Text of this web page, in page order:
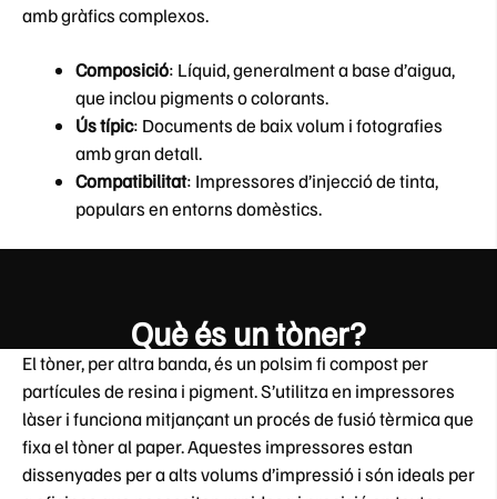
amb gràfics complexos.
Composició: Líquid, generalment a base d’aigua,
que inclou pigments o colorants.
Ús típic: Documents de baix volum i fotografies
amb gran detall.
Compatibilitat: Impressores d’injecció de tinta,
populars en entorns domèstics.
Què és un tòner?
El tòner, per altra banda, és un polsim fi compost per
partícules de resina i pigment. S’utilitza en impressores
làser i funciona mitjançant un procés de fusió tèrmica que
fixa el tòner al paper. Aquestes impressores estan
dissenyades per a alts volums d’impressió i són ideals per